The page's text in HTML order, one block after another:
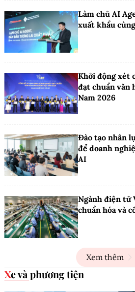
Làm chủ AI
xuất khẩu
Khởi động xét
đạt chuẩn văn
Nam 2026
Đào tạo nhân
để doanh
AI
Ngành điện tử
chuẩn hóa và
Xem thêm
Xe và phương tiện